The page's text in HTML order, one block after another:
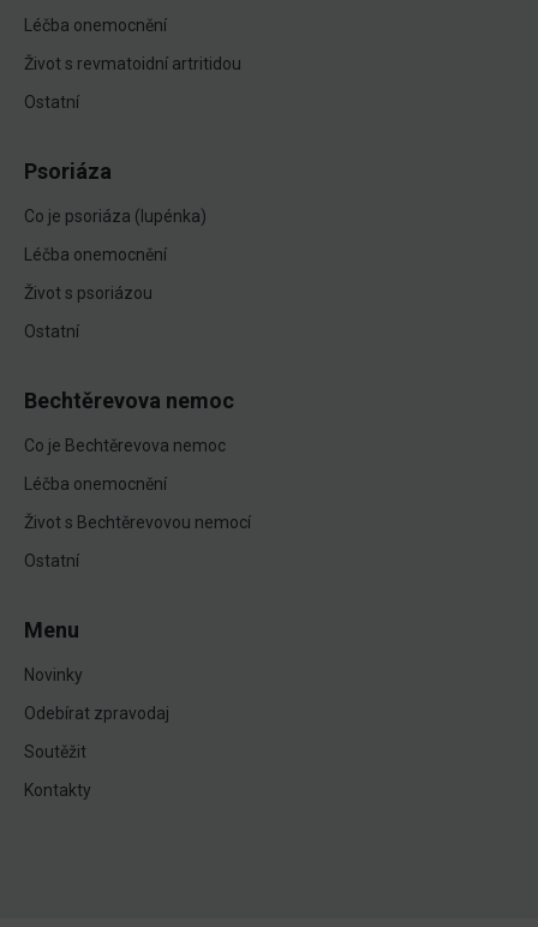
Léčba onemocnění
Život s revmatoidní artritidou
Ostatní
Psoriáza
Co je psoriáza (lupénka)
Léčba onemocnění
Život s psoriázou
Ostatní
Bechtěrevova nemoc
Co je Bechtěrevova nemoc
Léčba onemocnění
Život s Bechtěrevovou nemocí
Ostatní
Menu
Novinky
Odebírat zpravodaj
Soutěžit
Kontakty